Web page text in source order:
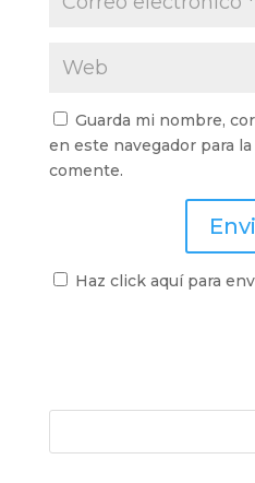
Guarda mi nombre,
en este navegador para
comente.
Haz click aquí para